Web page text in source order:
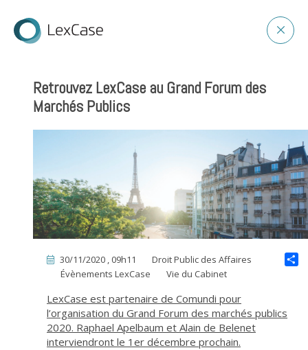
Retrouvez LexCase au Grand Forum des
Marchés Publics
30/11/2020 , 09h11
Droit Public des Affaires
Évènements LexCase
Vie du Cabinet
LexCase est partenaire de Comundi pour
l’organisation du Grand Forum des marchés publics
2020. Raphael Apelbaum et Alain de Belenet
interviendront le 1er décembre prochain.